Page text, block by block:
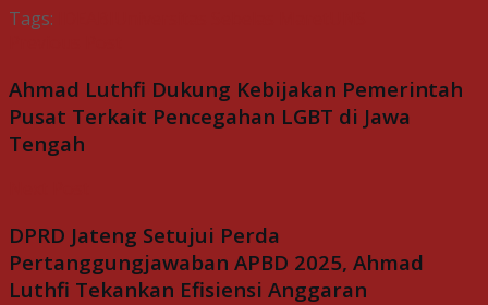
Tags:
Ahmad Luthfi Dukung Kebijakan Pemerintah
Pusat Terkait Pencegahan LGBT di Jawa
Tengah
DPRD Jateng Setujui Perda
Pertanggungjawaban APBD 2025, Ahmad
Luthfi Tekankan Efisiensi Anggaran